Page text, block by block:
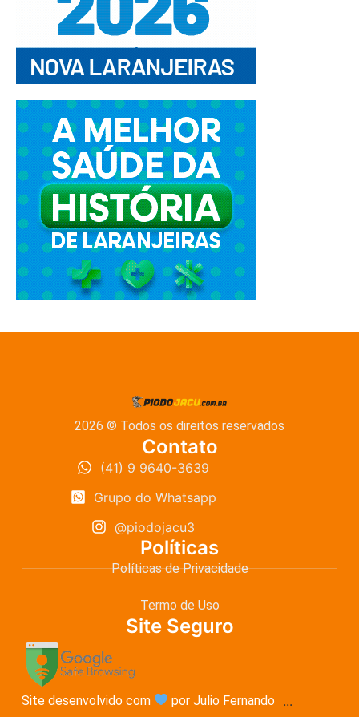
2026 © Todos os direitos reservados
Contato
(41) 9 9640-3639
Grupo do Whatsapp
@piodojacu3
Políticas
Políticas de Privacidade
Termo de Uso
Site Seguro
Site desenvolvido com por Julio Fernando ...